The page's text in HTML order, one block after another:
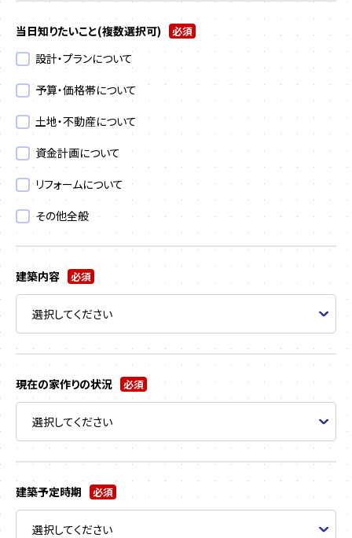
当日知りたいこと(複数選択可) 必須
設計・プランについて
予算・価格帯について
土地・不動産について
資金計画について
リフォームについて
その他全般
建築内容 必須
現在の家作りの状況 必須
建築予定時期 必須